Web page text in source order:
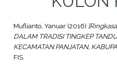
Muflianto, Yanuar(2016)
DALAM TRADISI TINGKEP
KECAMATAN PANJATAN,
FIS.